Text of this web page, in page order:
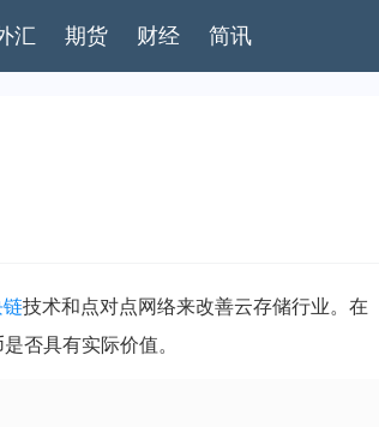
汇 期货 财经 简讯
链技术和点对点网络来改善云存储行业。在
否具有实际价值。